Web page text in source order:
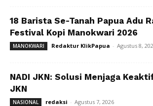
18 Barista Se-Tanah Papua Adu
Festival Kopi Manokwari 2026
MANOKWARI Redaktur KlikPapua - Agustus 8,
NADI JKN: Solusi Menjaga
JKN
NASIONAL redaksi - Agustus 7, 2026